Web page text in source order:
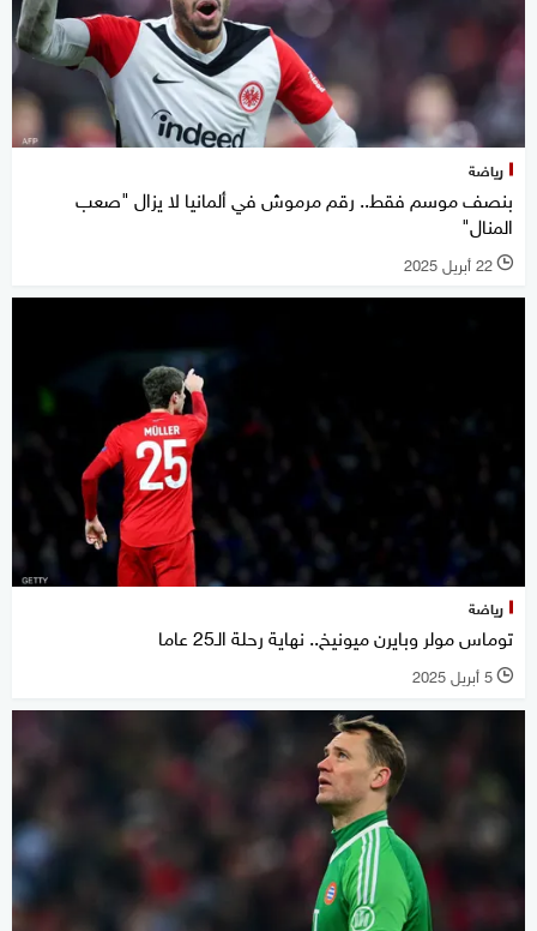
رياضة
بنصف موسم فقط.. رقم مرموش في ألمانيا لا يزال "صعب
المنال"
l 22 أبريل 2025
رياضة
توماس مولر وبايرن ميونيخ.. نهاية رحلة الـ25 عاما
l 5 أبريل 2025